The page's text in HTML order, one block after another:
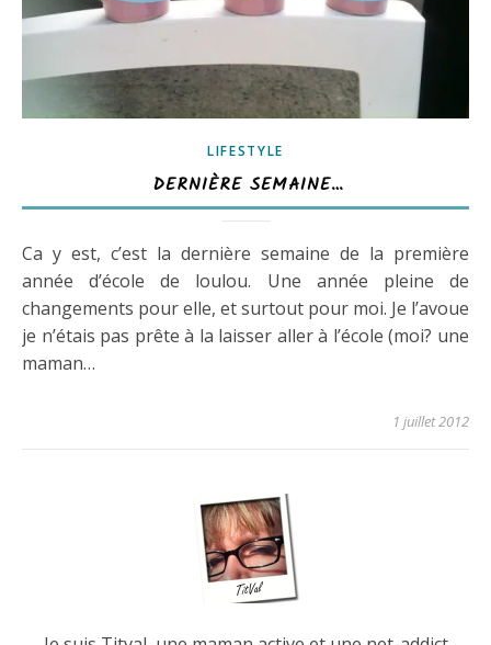
LIFESTYLE
DERNIÈRE SEMAINE…
Ca y est, c’est la dernière semaine de la première
année d’école de loulou. Une année pleine de
changements pour elle, et surtout pour moi. Je l’avoue
je n’étais pas prête à la laisser aller à l’école (moi? une
maman…
1 juillet 2012